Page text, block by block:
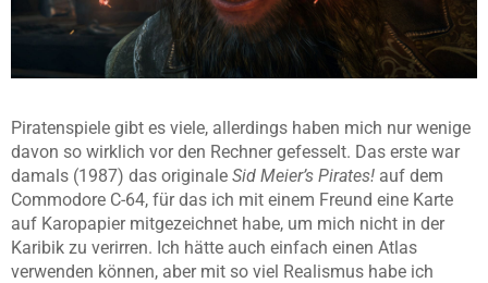
Piratenspiele gibt es viele, allerdings haben mich nur wenige
davon so wirklich vor den Rechner gefesselt. Das erste war
damals (1987) das originale Sid Meier’s Pirates! auf dem
Commodore C-64, für das ich mit einem Freund eine Karte
auf Karopapier mitgezeichnet habe, um mich nicht in der
Karibik zu verirren. Ich hätte auch einfach einen Atlas
verwenden können, aber mit so viel Realismus habe ich